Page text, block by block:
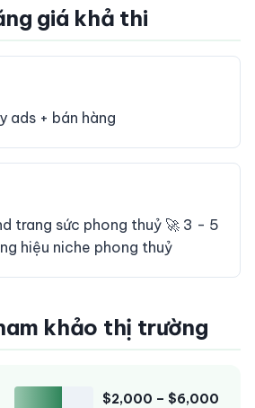
giá khả thi
ads + bán hàng
trang sức phong thuỷ 🚀 3 - 5
hiệu niche phong thuỷ
khảo thị trường
$2,000 – $6,000